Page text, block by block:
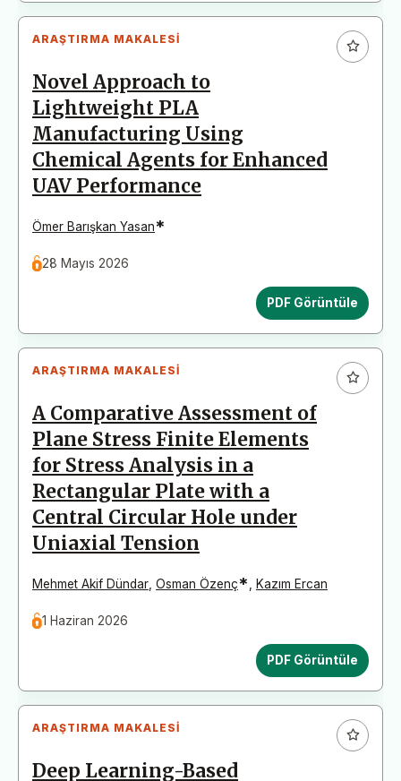
ARAŞTIRMA MAKALESI
Novel Approach to
Lightweight PLA
Manufacturing Using
Chemical Agents for Enhanced
UAV Performance
Ömer Barışkan Yasan*
28 Mayıs 2026
PDF Görüntüle
ARAŞTIRMA MAKALESI
A Comparative Assessment of
Plane Stress Finite Elements
for Stress Analysis in a
Rectangular Plate with a
Central Circular Hole under
Uniaxial Tension
Mehmet Akif Dündar Osman Özenç* Kazım Ercan
1 Haziran 2026
PDF Görüntüle
ARAŞTIRMA MAKALESI
Deep Learning-Based